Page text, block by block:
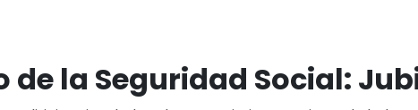
de la Seguridad Social: